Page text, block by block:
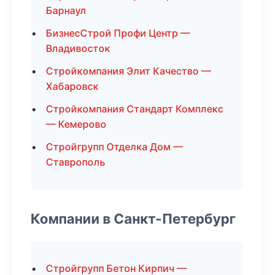
Барнаул
БизнесСтрой Профи Центр —
Владивосток
Стройкомпания Элит Качество —
Хабаровск
Стройкомпания Стандарт Комплекс
— Кемерово
Стройгрупп Отделка Дом —
Ставрополь
Компании в Санкт-Петербург
Стройгрупп Бетон Кирпич —